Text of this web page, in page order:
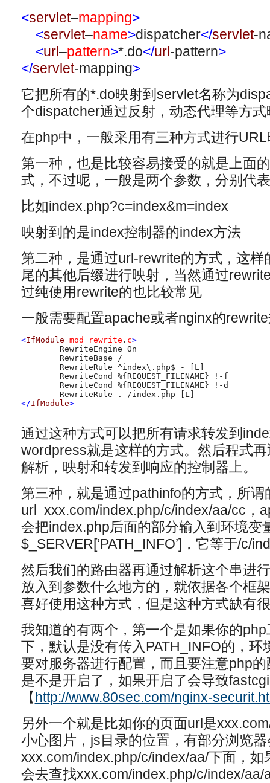
<servlet–mapping>
<servlet–name>dispatcher</servlet-
<url–pattern>*.do</url-pattern>
</servlet-mapping>
它把所有的*.do映射到servlet名称为
个dispatcher通过反射，动态代理等方
在php中，一般采用有三种方式进行URL
第一种，也是比较容易接受的就是上面
式，不过呢，一般是两个参数，分别代
比如index.php?c=index&m=index
映射到的是index控制器的index方法
第二种，是通过url-rewrite的方式，这
尾的其他后缀进行映射，当然通过
过纯使用rewrite的也比较常见
一般需要配置apache或者nginx的
<IfModule mod_rewrite . c>
</IfModule>
通过这种方式可以把所有请求转发到
wordpress就是这样的方式。然后程式
解析，映射和转发到响应的控制器上。
第三种，就是通过pathinfo的方式，所
url xxx.com/index.php/c/index/aa/cc，
会把index.php后面的部分输入到环境变
$_SERVER[‘PATH_INFO’]，它等于/c/
然后我们的路由器再通过解析这个串进
放入到参数什么地方的，就依据各个框
喜好使用这种方式，但是这种方式缺有
我知道的有两个，第一个是如果你的
下，默认是没有传入PATH_INFO的，
要对服务器进行配置，而且要注意php
是不是开启了，如果开启了会导致
【http://www.80sec.com/nginx-
另外一个就是比如你的页面url是
小心图片，js目录的位置，有部分浏览
xxx.com/index.php/c/index/aa/下面，如
会去查找xxx.com/index.php/c/index/aa/